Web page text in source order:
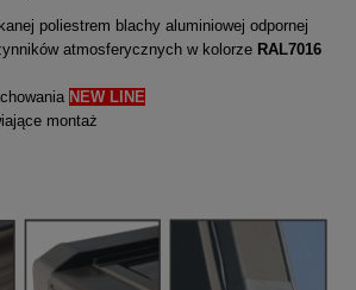
poliestrem blachy aluminiowej odpornej
atmosferycznych w kolorze RAL7016
NEW LINE
montaż